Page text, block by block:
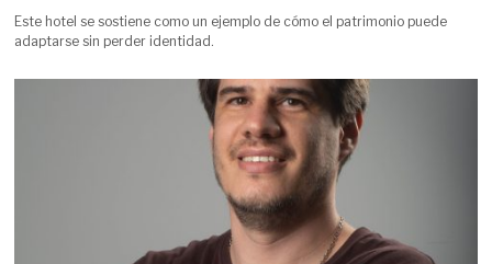
Este hotel se sostiene como un ejemplo de cómo el patrimonio puede
adaptarse sin perder identidad.